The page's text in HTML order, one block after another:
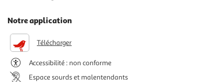
Notre application
Télécharger
Accessibilité : non conforme
Espace sourds et malentendants